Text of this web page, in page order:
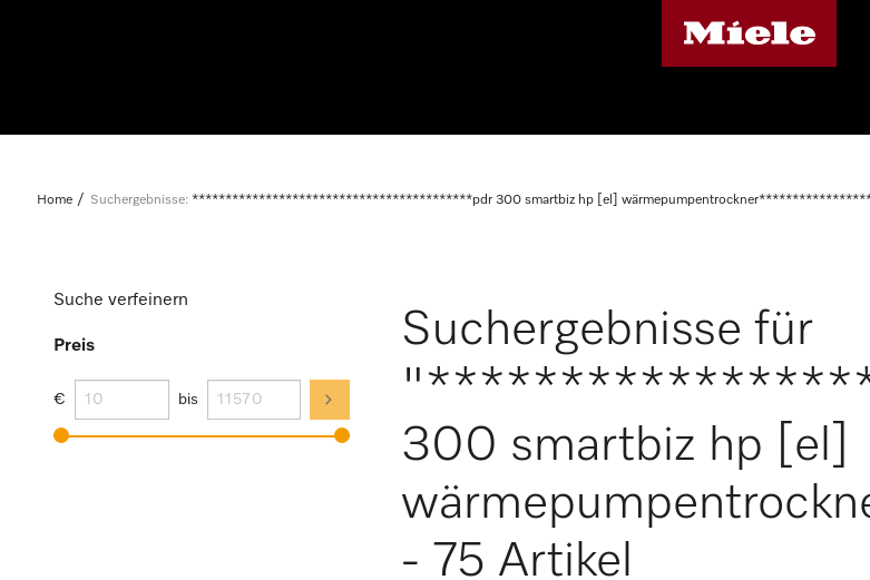
Home Suchergebnisse: ******************************************pdr 300 smartbiz hp [el]
Suche verfeinern
Preis
€ bis
Suchergebnisse für
300 smartbiz hp [el]
- 75 Artikel